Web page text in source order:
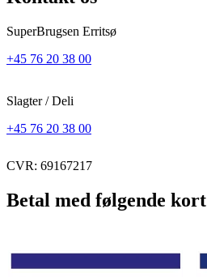
SuperBrugsen Erritsø
+45 76 20 38 00
Slagter / Deli
+45 76 20 38 00
CVR: 69167217
Betal med følgende kort